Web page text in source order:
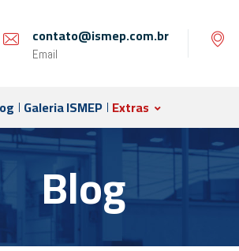
contato@ismep.com.br
Email
Galeria ISMEP Extras
Blog